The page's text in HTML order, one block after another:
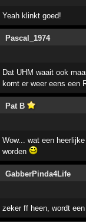
Yeah klinkt goed!
Pascal_1974
Dat UHM waait ook
komt er weer eens een
Pat B
Wow... wat een
worden
GabberPinda4Life
zeker ff heen, wordt